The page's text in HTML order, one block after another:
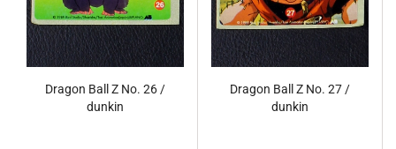
Dragon Ball Z No. 26 /
dunkin
Dragon Ball Z No. 27 /
dunkin